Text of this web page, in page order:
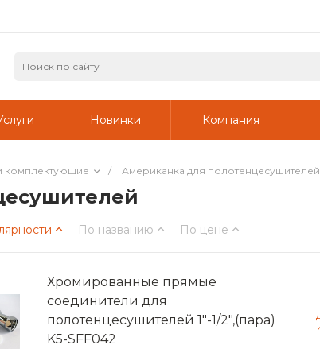
Новинки Компания
комплектующие / Американка для полотенцесушителей
По названию По цене
Хромированные прямые
соединители для
полотенцесушителей 1"-1/2",(пара)
K5-SFF042